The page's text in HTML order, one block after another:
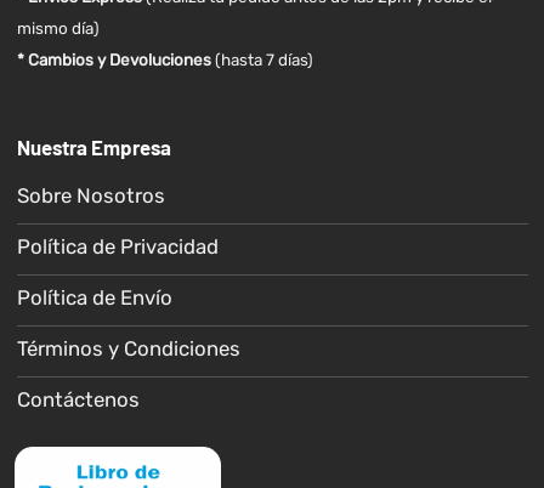
mismo día)
* Cambios y Devoluciones (hasta 7 días)
Nuestra Empresa
Sobre Nosotros
Política de Privacidad
Política de Envío
Términos y Condiciones
Contáctenos